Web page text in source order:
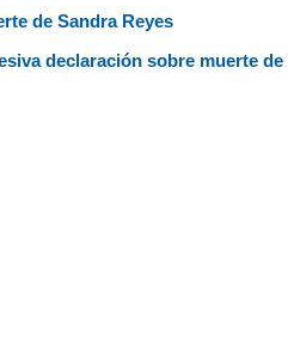
de Sandra Reyes
declaración sobre muerte de